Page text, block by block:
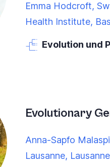
Emma Hodcroft,
Health Institute,
Evolution und
Evolutionary
Anna-Sapfo
Lausanne, Lausanne